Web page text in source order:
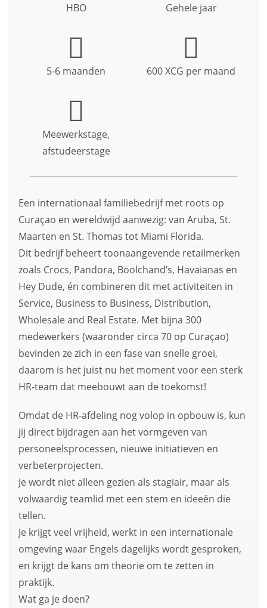
HBO Gehele jaar
5-6 maanden 600 XCG per maand
Meewerkstage,
afstudeerstage
Een internationaal familiebedrijf met roots op
Curaçao en wereldwijd aanwezig: van Aruba, St.
Maarten en St. Thomas tot Miami Florida.
Dit bedrijf beheert toonaangevende retailmerken
zoals Crocs, Pandora, Boolchand’s, Havaianas en
Hey Dude, én combineren dit met activiteiten in
Service, Business to Business, Distribution,
Wholesale and Real Estate. Met bijna 300
medewerkers (waaronder circa 70 op Curaçao)
bevinden ze zich in een fase van snelle groei,
daarom is het juist nu het moment voor een sterk
HR-team dat meebouwt aan de toekomst!
Omdat de HR-afdeling nog volop in opbouw is, kun
jij direct bijdragen aan het vormgeven van
personeelsprocessen, nieuwe initiatieven en
verbeterprojecten.
Je wordt niet alleen gezien als stagiair, maar als
volwaardig teamlid met een stem en ideeën die
tellen.
Je krijgt veel vrijheid, werkt in een internationale
omgeving waar Engels dagelijks wordt gesproken,
en krijgt de kans om theorie om te zetten in
praktijk.
Wat ga je doen?